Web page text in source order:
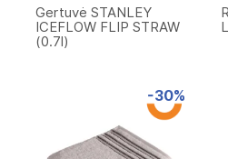
Gertuvė STANLEY
ICEFLOW FLIP STRAW
(0.7l)
-30%